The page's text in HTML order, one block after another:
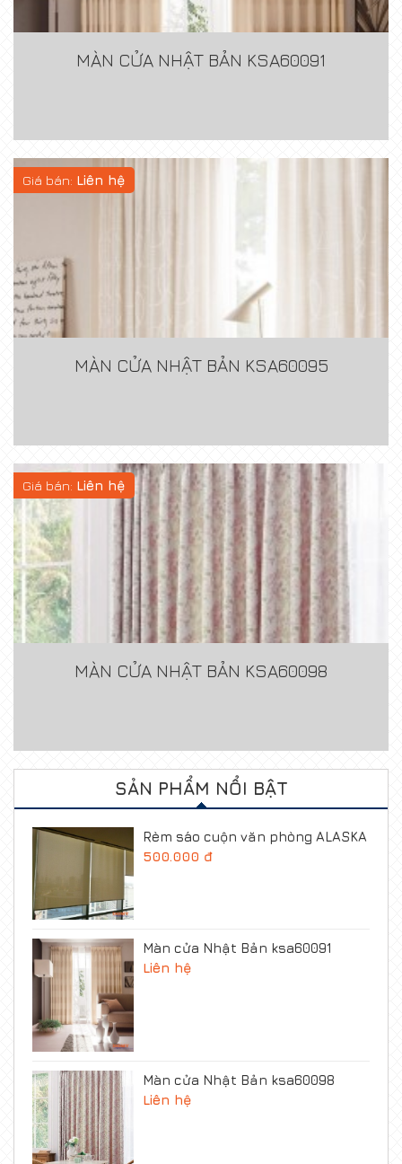
MÀN CỬA NHẬT BẢN KSA60091
Giá bán: Liên hệ
MÀN CỬA NHẬT BẢN KSA60095
Giá bán: Liên hệ
MÀN CỬA NHẬT BẢN KSA60098
SẢN PHẨM NỔI BẬT
Rèm sáo cuộn văn phòng ALASKA
500.000 đ
Màn cửa Nhật Bản ksa60091
Liên hệ
Màn cửa Nhật Bản ksa60098
Liên hệ